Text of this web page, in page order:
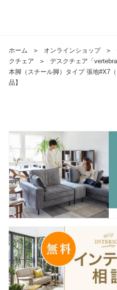
ホーム ＞ オンラインショップ ＞
クチェア
＞
デスクチェア「
本脚（スチール脚）タイプ 張地#X7
品】